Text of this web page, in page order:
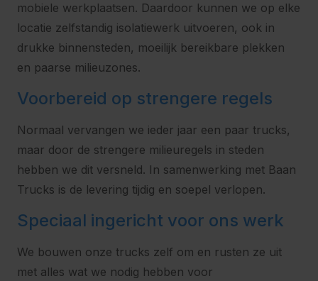
mobiele werkplaatsen. Daardoor kunnen we op elke
locatie zelfstandig isolatiewerk uitvoeren, ook in
drukke binnensteden, moeilijk bereikbare plekken
en paarse milieuzones.
Voorbereid op strengere regels
Normaal vervangen we ieder jaar een paar trucks,
maar door de strengere milieuregels in steden
hebben we dit versneld. In samenwerking met Baan
Trucks is de levering tijdig en soepel verlopen.
Speciaal ingericht voor ons werk
We bouwen onze trucks zelf om en rusten ze uit
met alles wat we nodig hebben voor